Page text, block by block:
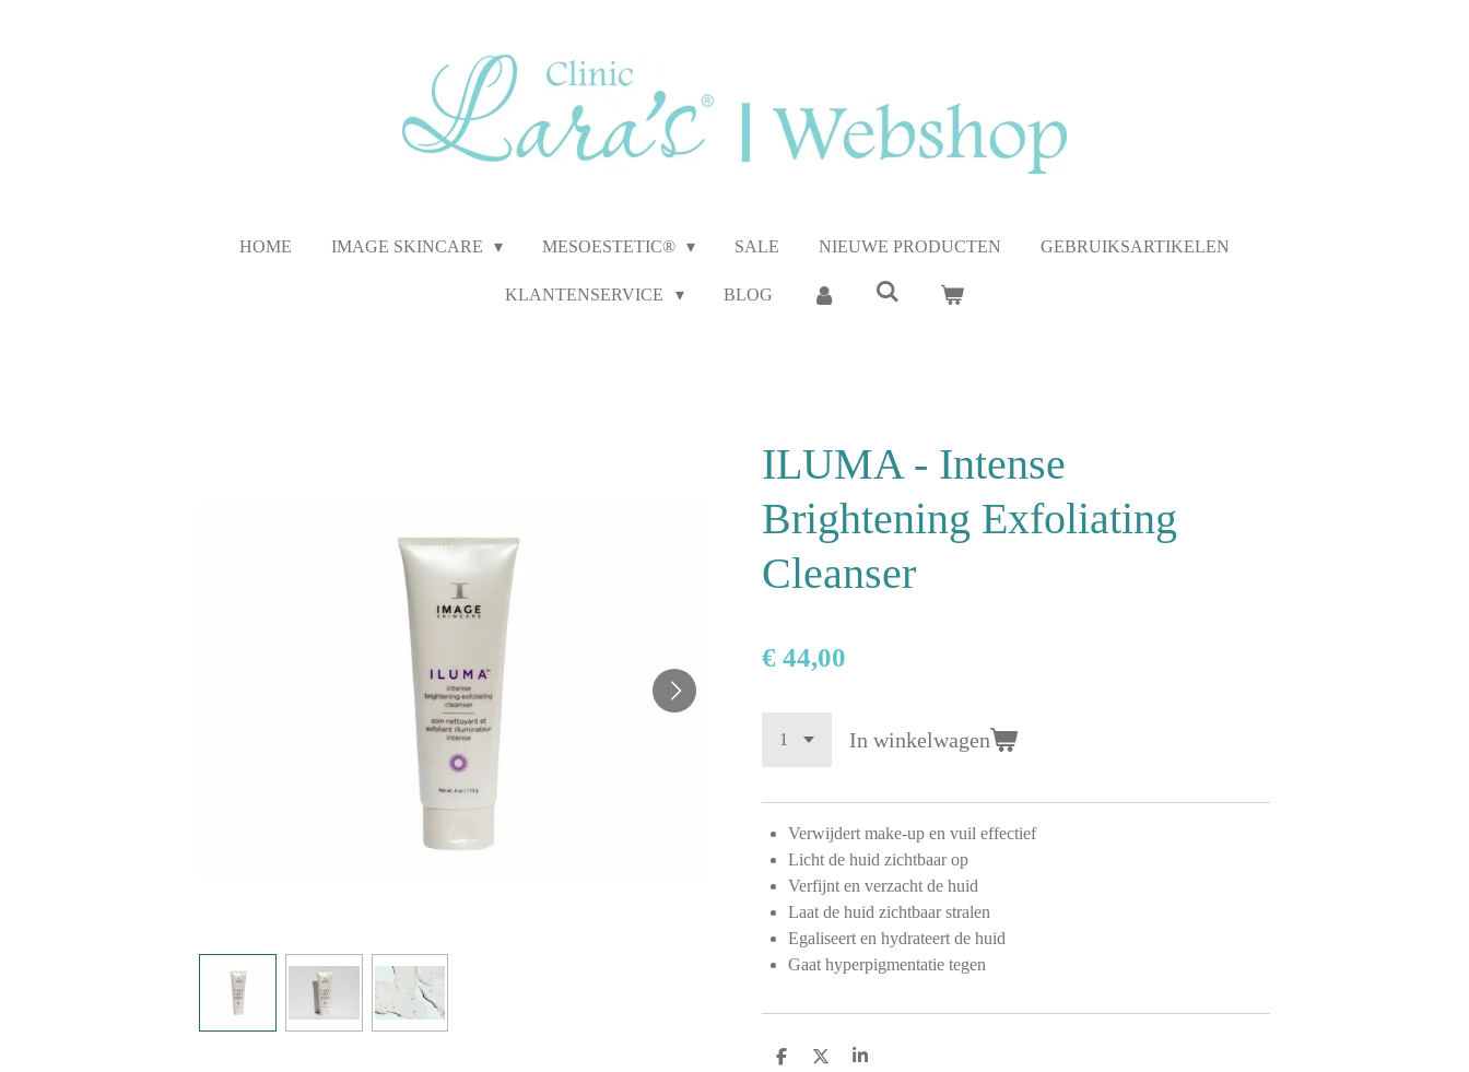
HOME IMAGE SKINCARE MESOESTETIC® SALE NIEUWE PRODUCTEN GEBRUIKSARTIKELEN
KLANTENSERVICE BLOG
ILUMA - Intense
Brightening Exfoliating
Cleanser
€ 44,00
In winkelwagen
Verwijdert make-up en vuil effectief
Licht de huid zichtbaar op
Verfijnt en verzacht de huid
Laat de huid zichtbaar stralen
Egaliseert en hydrateert de huid
Gaat hyperpigmentatie tegen
D
D
S